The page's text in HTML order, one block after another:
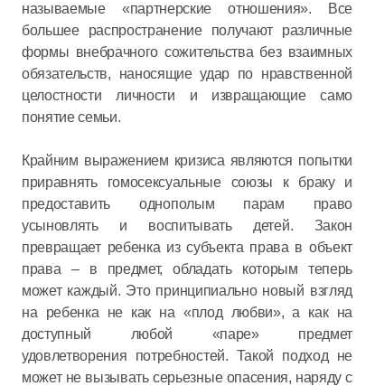
называемые «партнерские отношения». Все
большее распространение получают различные
формы внебрачного сожительства без взаимных
обязательств, наносящие удар по нравственной
целостности личности и извращающие само
понятие семьи.
Крайним выражением кризиса являются попытки
приравнять гомосексуальные союзы к браку и
предоставить однополым парам право
усыновлять и воспитывать детей. Закон
превращает ребенка из субъекта права в объект
права – в предмет, обладать которым теперь
может каждый. Это принципиально новый взгляд
на ребенка не как на «плод любви», а как на
доступный любой «паре» предмет
удовлетворения потребностей. Такой подход не
может не вызывать серьезные опасения, наряду с